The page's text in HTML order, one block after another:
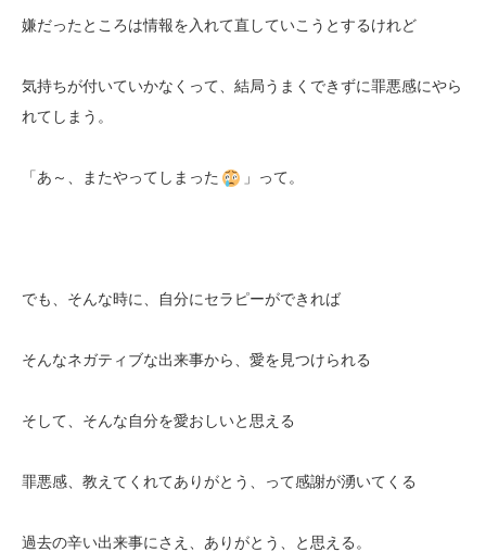
嫌だったところは情報を入れて直していこうとするけれど
気持ちが付いていかなくって、結局うまくできずに罪悪感にやら
れてしまう。
「あ～、またやってしまった 」って。
でも、そんな時に、自分にセラピーができれば
そんなネガティブな出来事から、愛を見つけられる
そして、そんな自分を愛おしいと思える
罪悪感、教えてくれてありがとう、って感謝が湧いてくる
過去の辛い出来事にさえ、ありがとう、と思える。